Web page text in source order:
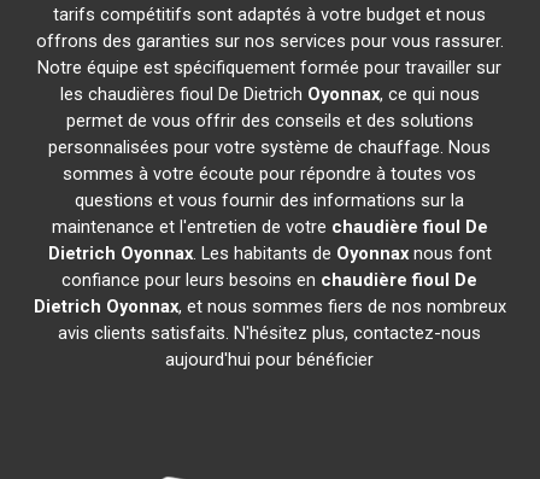
tarifs compétitifs sont adaptés à votre budget et nous
offrons des garanties sur nos services pour vous rassurer.
Notre équipe est spécifiquement formée pour travailler sur
les chaudières fioul De Dietrich Oyonnax, ce qui nous
permet de vous offrir des conseils et des solutions
personnalisées pour votre système de chauffage. Nous
sommes à votre écoute pour répondre à toutes vos
questions et vous fournir des informations sur la
maintenance et l'entretien de votre chaudière fioul De
Dietrich Oyonnax. Les habitants de Oyonnaxnous font
confiance pour leurs besoins en chaudière fioul De
Dietrich Oyonnax, et nous sommes fiers de nos nombreux
avis clients satisfaits. N'hésitez plus, contactez-nous
aujourd'hui pour bénéficier